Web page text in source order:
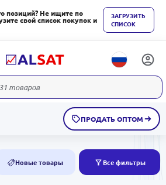
позиций? Не ищите по
свой список покупок и
ЗАГРУЗИТЬ
СПИСОК
ПРОДАТЬ ОПТОМ
NEW Новые товары Все фильтры